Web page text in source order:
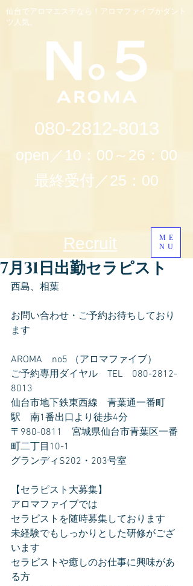
仙台でアロマエステなら！アロマファイブがダント
ツ人気。
080-2812-8013
open／10：00～26：00
最終受付／25：00
ME
NU
Recruit
7月31日出勤セラピスト
西島、相葉
お問い合わせ・ご予約お待ちしており
ます
AROMA　no5 （アロマファイブ）
ご予約専用ダイヤル　TEL　080-2812-
8013
仙台市地下鉄東西線　青葉通一番町
駅　南1番出口より徒歩4分
〒980-0811　宮城県仙台市青葉区一番
町二丁目10-1
グランディS202・203号室
【セラピスト大募集】
アロマファイブでは
セラピストを随時募集しております
未経験でもしっかりとした研修がござ
います
セラピストや癒しのお仕事に興味があ
る方